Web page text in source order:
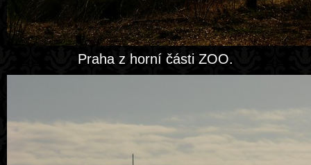
Praha z horní části ZOO.